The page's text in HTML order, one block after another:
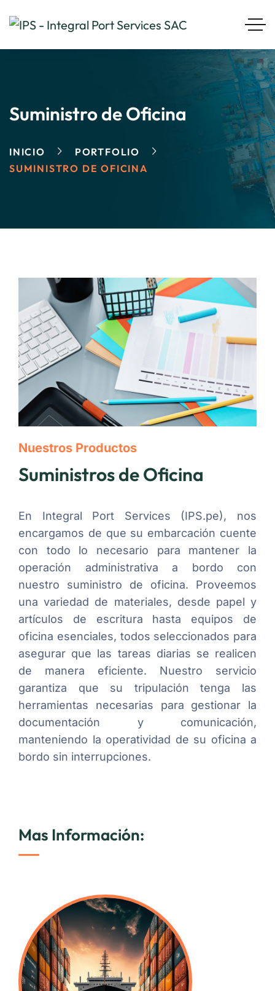
Suministro de Oficina
INICIO
PORTFOLIO
SUMINISTRO DE OFICINA
Nuestros Productos
Suministros de Oficina
En Integral Port Services (IPS.pe), nos
encargamos de que su embarcación cuente
con todo lo necesario para mantener la
operación administrativa a bordo con
nuestro suministro de oficina. Proveemos
una variedad de materiales, desde papel y
artículos de escritura hasta equipos de
oficina esenciales, todos seleccionados para
asegurar que las tareas diarias se realicen
de manera eficiente. Nuestro servicio
garantiza que su tripulación tenga las
herramientas necesarias para gestionar la
documentación y comunicación,
manteniendo la operatividad de su oficina a
bordo sin interrupciones.
Mas Información: